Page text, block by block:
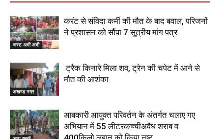
जस्ट अभी अभी
करंट से संविदा कर्मी की मौत के बाद बवाल, परिजनों
ने प्रशासन को सौंपा 7 सूत्रीय मांग पत्र
अखण्ड नगर
ट्रैक किनारे मिला शव, ट्रेन की चपेट में आने से
मौत की आशंका
आबकारी आयुक्त परिवर्तन के अंतर्गत चलाए गए
अभियान में 55 लीटरकच्चीअवैध शराब व